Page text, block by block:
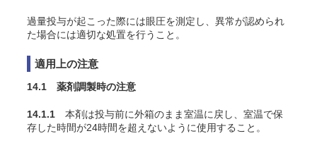
過量投与が起こった際には眼圧を測定し、異常が認められ
た場合には適切な処置を行うこと。
適用上の注意
14.1 薬剤調製時の注意
14.1.1 本剤は投与前に外箱のまま室温に戻し、室温で保
存した時間が24時間を超えないように使用すること。